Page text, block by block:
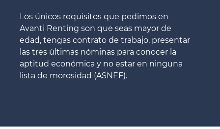
Los únicos requisitos que pedimos en
Avanti Renting son que seas mayor de
edad, tengas contrato de trabajo, presentar
las tres últimas nóminas para conocer la
aptitud económica y no estar en ninguna
lista de morosidad (ASNEF).